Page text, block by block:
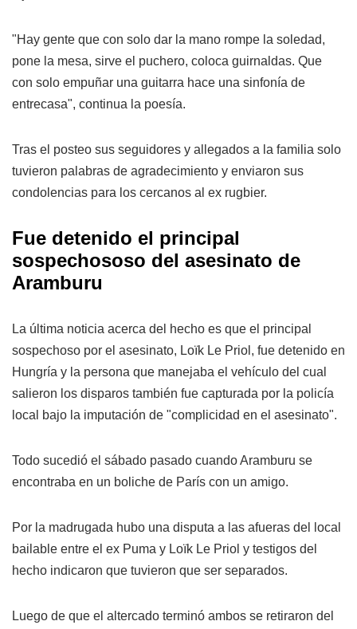
"Hay gente que con solo dar la mano rompe la soledad,
pone la mesa, sirve el puchero, coloca guirnaldas. Que
con solo empuñar una guitarra hace una sinfonía de
entrecasa", continua la poesía.
Tras el posteo sus seguidores y allegados a la familia solo
tuvieron palabras de agradecimiento y enviaron sus
condolencias para los cercanos al ex rugbier.
Fue detenido el principal
sospechososo del asesinato de
Aramburu
La última noticia acerca del hecho es que el principal
sospechoso por el asesinato, Loïk Le Priol, fue detenido en
Hungría y la persona que manejaba el vehículo del cual
salieron los disparos también fue capturada por la policía
local bajo la imputación de "complicidad en el asesinato".
Todo sucedió el sábado pasado cuando Aramburu se
encontraba en un boliche de París con un amigo.
Por la madrugada hubo una disputa a las afueras del local
bailable entre el ex Puma y Loïk Le Priol y testigos del
hecho indicaron que tuvieron que ser separados.
Luego de que el altercado terminó ambos se retiraron del